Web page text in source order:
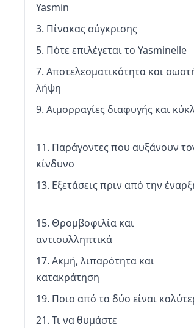
Yasmin
3. Πίνακας σύγκρισης
5. Πότε επιλέγεται το Yasminelle
7. Αποτελεσματικότητα και
λήψη
9. Αιμορραγίες διαφυγής και
11. Παράγοντες που αυξάνουν
κίνδυνο
13. Εξετάσεις πριν από την
15. Θρομβοφιλία και
αντισυλληπτικά
17. Ακμή, λιπαρότητα και
κατακράτηση
19. Ποιο από τα δύο είναι
21. Τι να θυμάστε